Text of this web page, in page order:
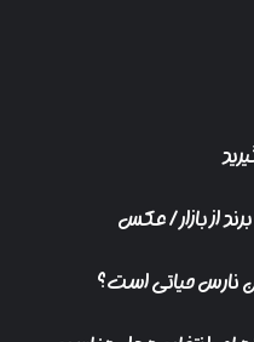
از بازار/ عکس
نارس حیاتی است؟